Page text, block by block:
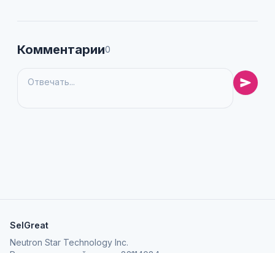
Комментарии0
SelGreat
Neutron Star Technology Inc.